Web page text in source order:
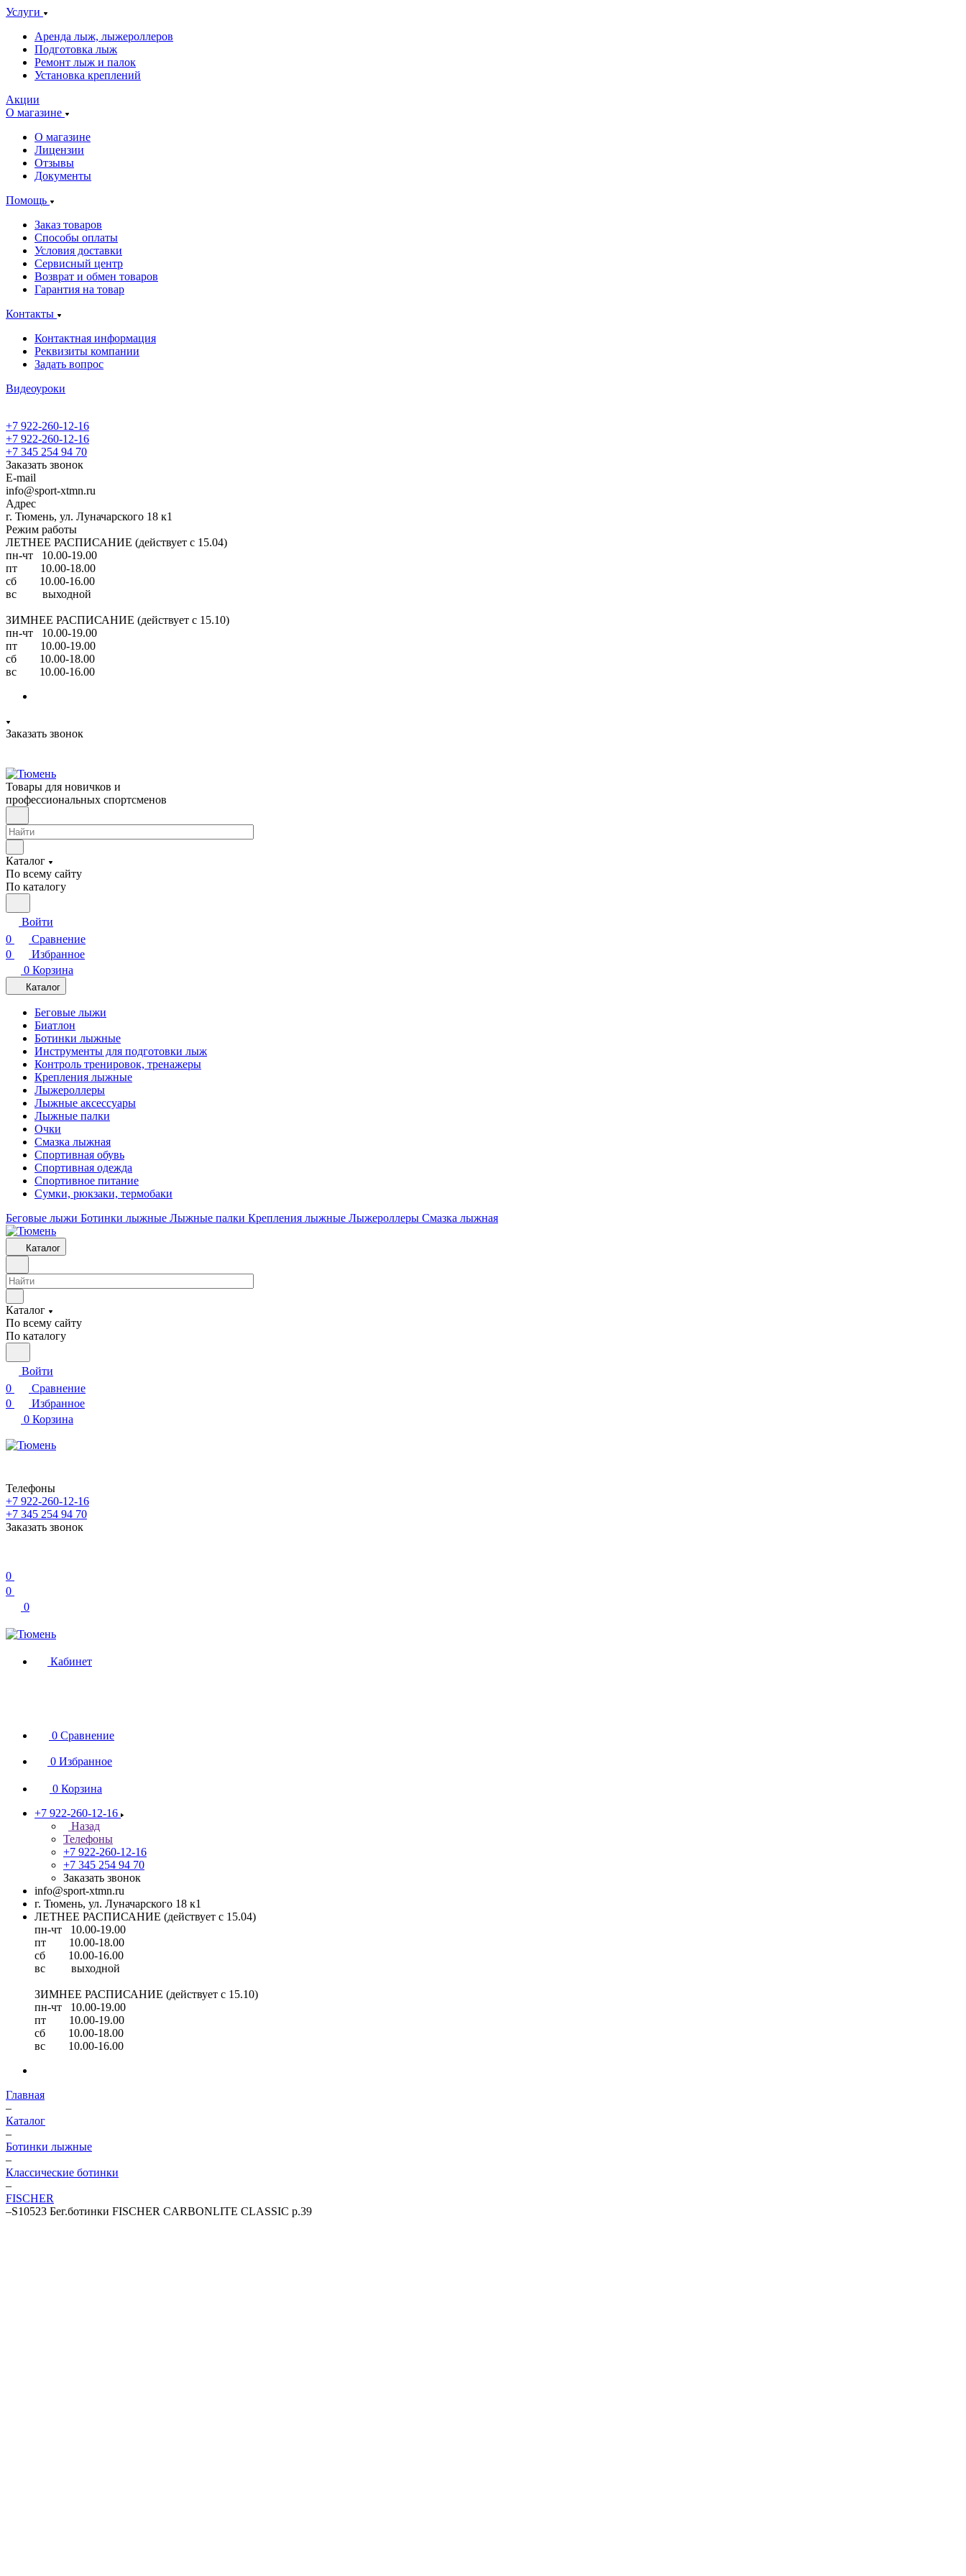
Услуги
Аренда лыж, лыжероллеров
Подготовка лыж
Ремонт лыж и палок
Установка креплений
Акции
О магазине
О магазине
Лицензии
Отзывы
Документы
Помощь
Заказ товаров
Способы оплаты
Условия доставки
Сервисный центр
Возврат и обмен товаров
Гарантия на товар
Контакты
Контактная информация
Реквизиты компании
Задать вопрос
Видеоуроки
+7 922-260-12-16
+7 922-260-12-16
+7 345 254 94 70
Заказать звонок
E-mail
info@sport-xtmn.ru
Адрес
г. Тюмень, ул. Луначарского 18 к1
Режим работы
ЛЕТНЕЕ РАСПИСАНИЕ (действует с 15.04)
пн-чт 10.00-19.00
пт 10.00-18.00
сб 10.00-16.00
вс выходной
ЗИМНЕЕ РАСПИСАНИЕ (действует с 15.10)
пн-чт 10.00-19.00
пт 10.00-19.00
сб 10.00-18.00
вс 10.00-16.00
Заказать звонок
Товары для новичков и
профессиональных спортсменов
Каталог
По всему сайту
По каталогу
Войти
0
Сравнение
0
Избранное
0 Корзина
Каталог
Беговые лыжи
Биатлон
Ботинки лыжные
Инструменты для подготовки лыж
Контроль тренировок, тренажеры
Крепления лыжные
Лыжероллеры
Лыжные аксессуары
Лыжные палки
Очки
Смазка лыжная
Спортивная обувь
Спортивная одежда
Спортивное питание
Сумки, рюкзаки, термобаки
Беговые лыжи Ботинки лыжные Лыжные палки Крепления лыжные Лыжероллеры Смазка лыжная
Каталог
Каталог
По всему сайту
По каталогу
Войти
0
Сравнение
0
Избранное
0 Корзина
Телефоны
+7 922-260-12-16
+7 345 254 94 70
Заказать звонок
0
0
0
Кабинет
0 Сравнение
0 Избранное
0 Корзина
+7 922-260-12-16
Назад
Телефоны
+7 922-260-12-16
+7 345 254 94 70
Заказать звонок
info@sport-xtmn.ru
г. Тюмень, ул. Луначарского 18 к1
ЛЕТНЕЕ РАСПИСАНИЕ (действует с 15.04)
пн-чт 10.00-19.00
пт 10.00-18.00
сб 10.00-16.00
вс выходной
ЗИМНЕЕ РАСПИСАНИЕ (действует с 15.10)
пн-чт 10.00-19.00
пт 10.00-19.00
сб 10.00-18.00
вс 10.00-16.00
Главная
–
Каталог
–
Ботинки лыжные
–
Классические ботинки
–
FISCHER
–S10523 Бег.ботинки FISCHER CARBONLITE CLASSIC р.39